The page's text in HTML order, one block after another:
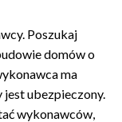
zł299.00.Poszukaj
domów o
ma
ubezpieczony.
wykonawców,